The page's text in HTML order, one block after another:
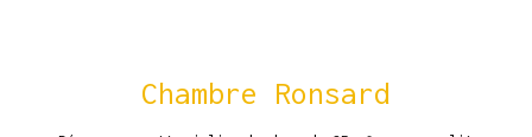
Chambre Ronsard